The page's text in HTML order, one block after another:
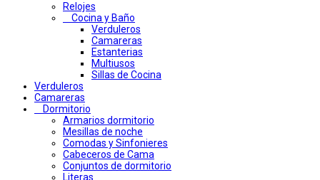
Relojes
Cocina y Baño
Verduleros
Camareras
Estanterias
Multiusos
Sillas de Cocina
Verduleros
Camareras
Dormitorio
Armarios dormitorio
Mesillas de noche
Comodas y Sinfonieres
Cabeceros de Cama
Conjuntos de dormitorio
Literas